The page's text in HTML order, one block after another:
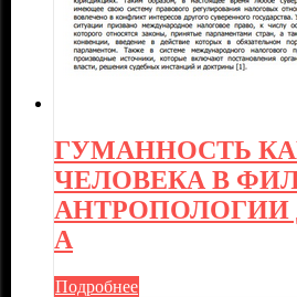
ГУМАННОСТЬ
ЧЕЛОВЕКА В
А
Подробнее